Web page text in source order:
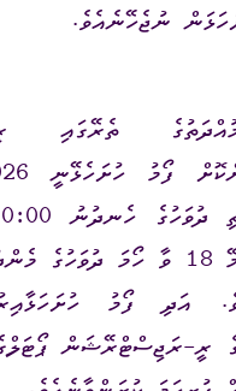
ނުޖެހޭނެއެވެ.
ތެރޭގައި ރީ-
އަދި ފޯމު
ރީ-ރަޖިސްޓްރޭޝަން